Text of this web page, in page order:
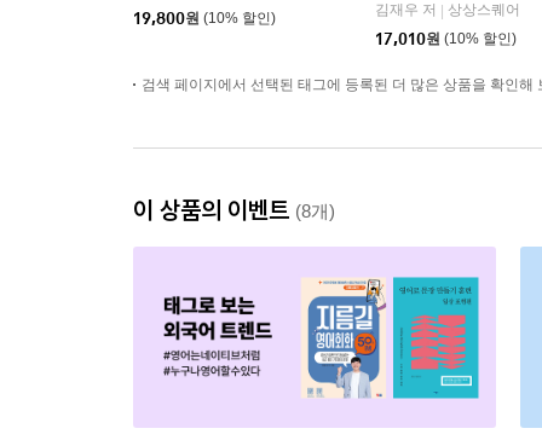
19,800원 (10% 할인) 김재우 저
상상스퀘어
17,010원 (10% 할인)
검색 페이지에서 선택된 태그에 등록된 더 많은 상품을 확인해
이 상품의 이벤트 (8개)